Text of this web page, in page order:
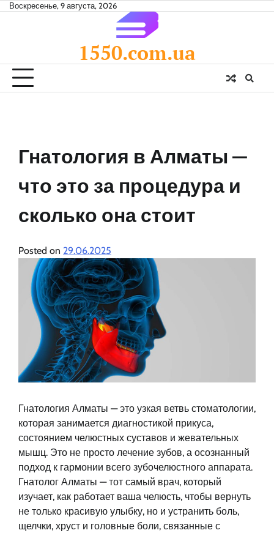
SkipВоскресенье, 9 августа, 2026
1550.com.ua
Гнатология в Алматы —
что это за процедура и
сколько она стоит
Posted on 29.06.2025
Гнатология Алматы — это узкая ветвь стоматологии,
которая занимается диагностикой прикуса,
состоянием челюстных суставов и жевательных
мышц. Это не просто лечение зубов, а осознанный
подход к гармонии всего зубочелюстного аппарата.
Гнатолог Алматы — тот самый врач, который
изучает, как работает ваша челюсть, чтобы вернуть
не только красивую улыбку, но и устранить боль,
щелчки, хруст и головные боли, связанные с